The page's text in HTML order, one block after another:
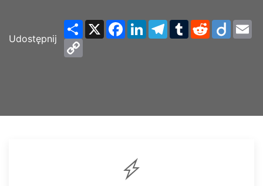
Udostępnij
ShareX Facebook
LinkedInTelegram
TumblrRedditDiigo